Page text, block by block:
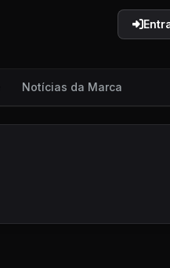
Notícias da Marca